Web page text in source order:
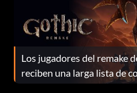
Los jugadores del remake
reciben una larga lista de
el parche 1.0.4